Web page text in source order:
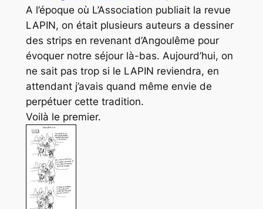
A l’époque où L’Association publiait la revue
LAPIN, on était plusieurs auteurs a dessiner
des strips en revenant d’Angoulême pour
évoquer notre séjour là-bas. Aujourd’hui, on
ne sait pas trop si le LAPIN reviendra, en
attendant j’avais quand même envie de
perpétuer cette tradition.
Voilà le premier.